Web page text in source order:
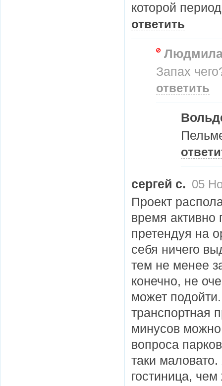
которой
ответить
Запах
ответить
сергей с. 05
Проект
время
претендуя на
себя ничего
тем не менее
конечно, не
может
транспортная
минусов
вопроса
таки маловато.
гостиница,